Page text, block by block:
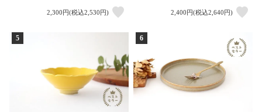
2,300円(税込2,530円) 2,400円(税込2,640円)
5 6